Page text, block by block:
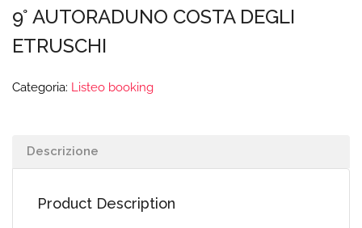
9° AUTORADUNO COSTA DEGLI
ETRUSCHI
Categoria: Listeo booking
Descrizione
Product Description